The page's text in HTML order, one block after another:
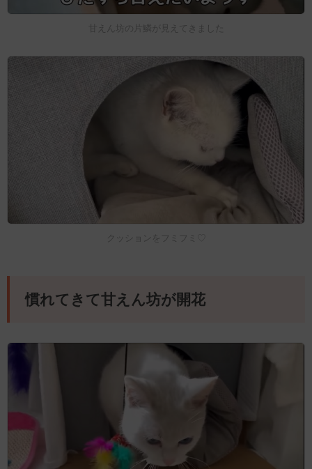
甘えん坊の片鱗が見えてきました
クッションをフミフミ♡
慣れてきて甘えん坊が開花